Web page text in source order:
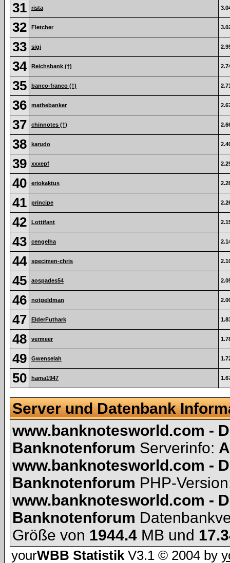
31 rista
32 Fletcher
33 sigi
34 Reichsbank (†)
35 banco-franco (†)
36 mathebanker
37 chinnotes (†)
38 karudo
39 xxxepf
40 eriokaktus
41 principe
42 Lottifant
43 cengelha
44 specimen-chris
45 aospades54
46 notgeldman
47 ElderFuthark
48 vermeer
49 Gwenselah
50 hama1947
Server und Datenbank
www.banknotesworld.com -
Banknotenforum Serverinfo:
www.banknotesworld.com -
Banknotenforum PHP-
www.banknotesworld.com -
Banknotenforum
Größe von 1944.4 MB und
yourWBB Statistik V3.1 © 2004 by